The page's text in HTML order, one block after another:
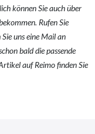
können Sie auch über
Rufen Sie
uns eine Mail an
bald die passende
auf Reimo finden Sie